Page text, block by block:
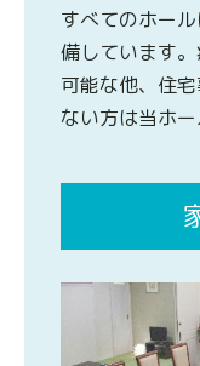
すべてのホー
備しています
可能な他、住
ない方は当ホー